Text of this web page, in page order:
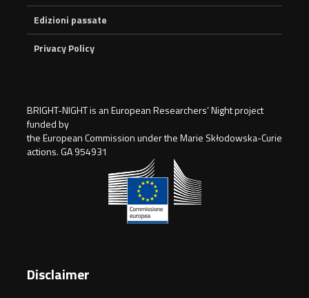
Edizioni passate
Privacy Policy
BRIGHT-NIGHT is an European Researchers’ Night project
funded by
the European Commission under the Marie Skłodowska-Curie
actions. GA 954931
Disclaimer